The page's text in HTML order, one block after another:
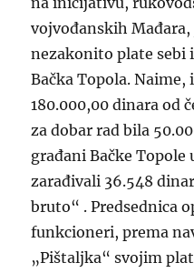
vojvođanskih Mađara,
nezakonito plate sebi
Bačka Topola.
180.000,00 dinara od
za dobar rad bila
građani Bačke Topole
zarađivali 36.548
bruto“ . Predsednica
funkcioneri, prema
„Pištaljka“ svojim